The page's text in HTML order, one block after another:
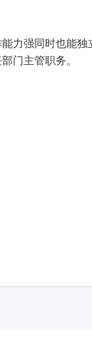
力强同时也能独
门主管职务。